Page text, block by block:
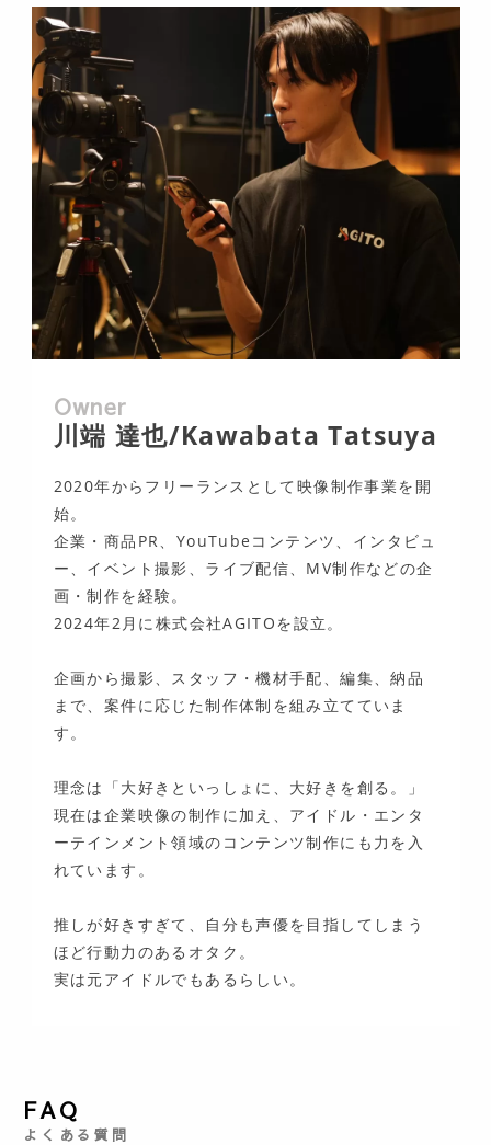
Owner
川端 達也/Kawabata Tatsuya
2020年からフリーランスとして映像制作事業を開
始。
企業・商品PR、YouTubeコンテンツ、インタビュ
ー、イベント撮影、ライブ配信、MV制作などの企
画・制作を経験。
2024年2月に株式会社AGITOを設立。
企画から撮影、スタッフ・機材手配、編集、納品
まで、案件に応じた制作体制を組み立てていま
す。
理念は「大好きといっしょに、大好きを創る。」
現在は企業映像の制作に加え、アイドル・エンタ
ーテインメント領域のコンテンツ制作にも力を入
れています。
推しが好きすぎて、自分も声優を目指してしまう
ほど行動力のあるオタク。
実は元アイドルでもあるらしい。
FAQ
よくある質問